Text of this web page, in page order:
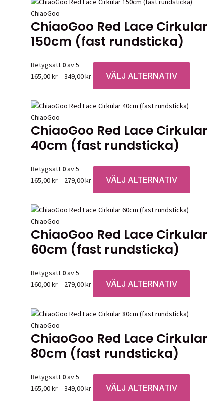
349,00 kr
har
varianter.
väljas
ChiaoGoo
ChiaoGoo Red Lace Cirkular
150cm (fast rundsticka)
Betygsatt 0av 5
165,00kr–349,00krPrisintervall:
165,00 kr
349,00 kr
VÄLJ ALTERNATIV
här
varianter.
väljas
ChiaoGoo
ChiaoGoo Red Lace Cirkular
40cm (fast rundsticka)
Betygsatt 0av 5
165,00kr– 279,00krPrisintervall:
165,00 kr
279,00 kr
VÄLJ ALTERNATIV
här
varianter.
väljas
ChiaoGoo
ChiaoGoo Red Lace Cirkular
60cm (fast rundsticka)
Betygsatt 0av 5
160,00kr– 279,00krPrisintervall:
160,00 kr
279,00 kr
VÄLJ ALTERNATIV
här
varianter.
väljas
ChiaoGoo
ChiaoGoo Red Lace Cirkular
80cm (fast rundsticka)
Betygsatt 0av 5
165,00kr–349,00krPrisintervall:
165,00 kr
VÄLJ ALTERNATIV
här